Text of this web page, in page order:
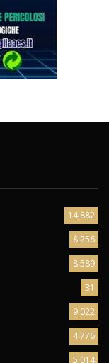
14.882
8.256
8.589
31
9.022
4.776
5.014